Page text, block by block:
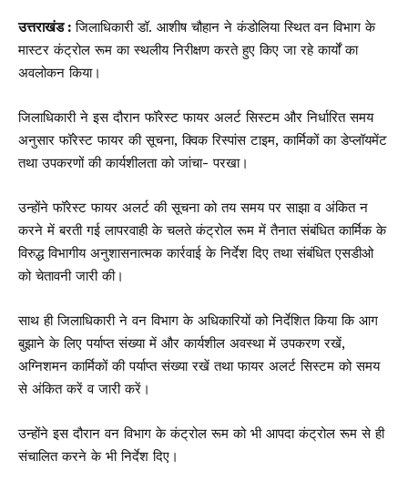
उत्तराखंड : जिलाधिकारी डॉ. आशीष चौहान ने कंडोलिया स्थित वन विभाग के
मास्टर कंट्रोल रूम का स्थलीय निरीक्षण करते हुए किए जा रहे कार्यों का
अवलोकन किया।
जिलाधिकारी ने इस दौरान फॉरेस्ट फायर अलर्ट सिस्टम और निर्धारित समय
अनुसार फॉरेस्ट फायर की सूचना, क्विक रिस्पांस टाइम, कार्मिकों का डेप्लॉयमेंट
तथा उपकरणों की कार्यशीलता को जांचा- परखा।
उन्होंने फॉरेस्ट फायर अलर्ट की सूचना को तय समय पर साझा व अंकित न
करने में बरती गई लापरवाही के चलते कंट्रोल रूम में तैनात संबंधित कार्मिक के
विरुद्ध विभागीय अनुशासनात्मक कार्रवाई के निर्देश दिए तथा संबंधित एसडीओ
को चेतावनी जारी की।
साथ ही जिलाधिकारी ने वन विभाग के अधिकारियों को निर्देशित किया कि आग
बुझाने के लिए पर्याप्त संख्या में और कार्यशील अवस्था में उपकरण रखें,
अग्निशमन कार्मिकों की पर्याप्त संख्या रखें तथा फायर अलर्ट सिस्टम को समय
से अंकित करें व जारी करें।
उन्होंने इस दौरान वन विभाग के कंट्रोल रूम को भी आपदा कंट्रोल रूम से ही
संचालित करने के भी निर्देश दिए।